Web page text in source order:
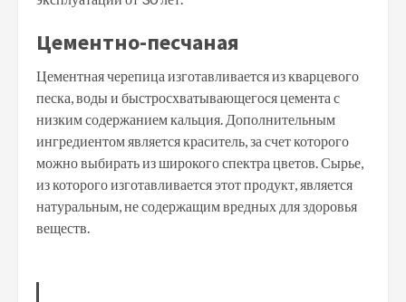
Цементно-песчаная
Цементная черепица изготавливается из кварцевого
песка, воды и быстросхватывающегося цемента с
низким содержанием кальция. Дополнительным
ингредиентом является краситель, за счет которого
можно выбирать из широкого спектра цветов. Сырье,
из которого изготавливается этот продукт, является
натуральным, не содержащим вредных для здоровья
веществ.